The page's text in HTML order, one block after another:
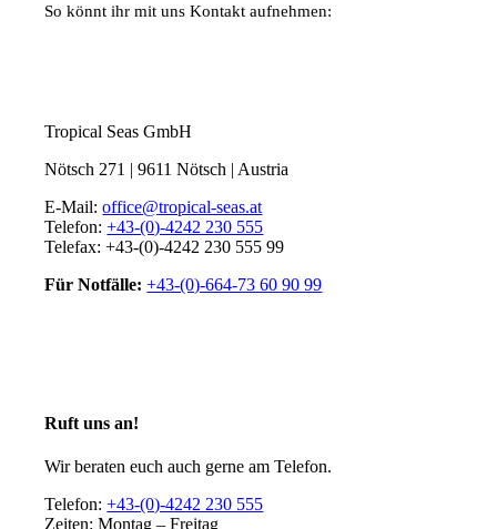
So könnt ihr mit uns Kontakt aufnehmen:
Tropical Seas GmbH
Nötsch 271 | 9611 Nötsch | Austria
E-Mail:office@tropical-seas.at
Telefon:+43-(0)-4242 230 555
Telefax: +43-(0)-4242 230 555 99
Für Notfälle: +43-(0)-664-73 60 90 99
Ruft uns an!
Wir beraten euch auch gerne am Telefon.
Telefon:+43-(0)-4242 230 555
Zeiten: Montag – Freitag